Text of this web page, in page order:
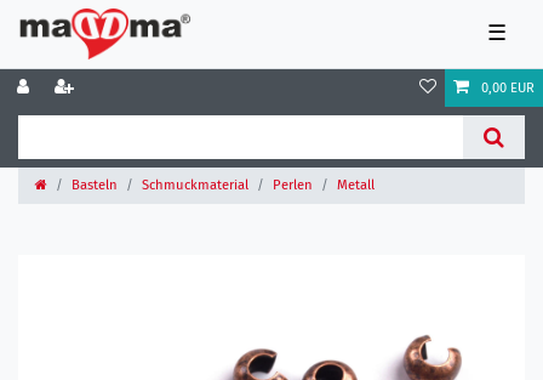
☰
0,00 EUR
Basteln Schmuckmaterial Perlen Metall